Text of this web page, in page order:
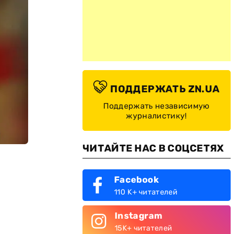
ПОДДЕРЖАТЬ ZN.UA
Поддержать независимую
журналистику!
ЧИТАЙТЕ НАС В СОЦСЕТЯХ
Facebook
110 K+ читателей
Instagram
15K+ читателей